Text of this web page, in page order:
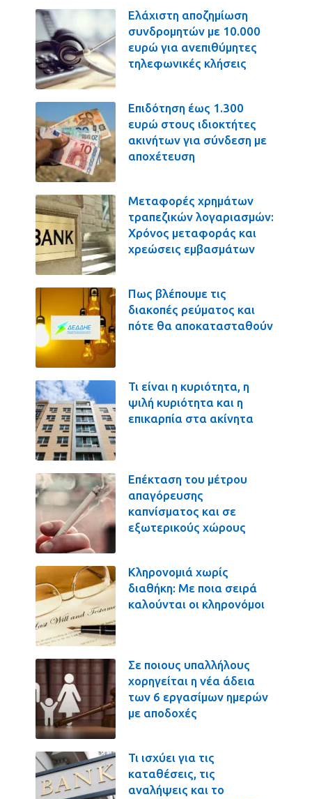
Ελάχιστη αποζημίωση
συνδρομητών με 10.000
ευρώ για ανεπιθύμητες
τηλεφωνικές κλήσεις
Επιδότηση έως 1.300
ευρώ στους ιδιοκτήτες
ακινήτων για σύνδεση με
αποχέτευση
Μεταφορές χρημάτων
τραπεζικών λογαριασμών:
Χρόνος μεταφοράς και
χρεώσεις εμβασμάτων
Πως βλέπουμε τις
διακοπές ρεύματος και
πότε θα αποκατασταθούν
Τι είναι η κυριότητα, η
ψιλή κυριότητα και η
επικαρπία στα ακίνητα
Επέκταση του μέτρου
απαγόρευσης
καπνίσματος και σε
εξωτερικούς χώρους
Κληρονομιά χωρίς
διαθήκη: Με ποια σειρά
καλούνται οι κληρονόμοι
Σε ποιους υπαλλήλους
χορηγείται η νέα άδεια
των 6 εργασίμων ημερών
με αποδοχές
Τι ισχύει για τις
καταθέσεις, τις
αναλήψεις και το